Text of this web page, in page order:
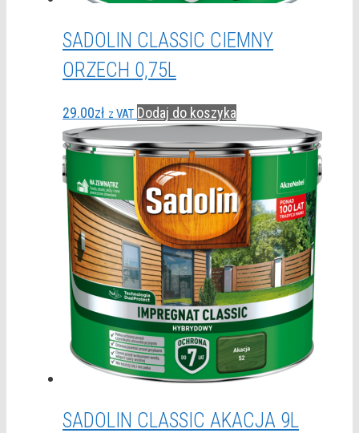
SADOLIN CLASSIC CIEMNY
ORZECH 0,75L
29.00zł z VAT Dodaj do koszyka
SADOLIN CLASSIC AKACJA 9L